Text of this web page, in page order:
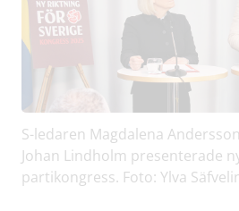
S-ledaren Magdalena
Johan Lindholm presenterade
partikongress. Foto: Ylva